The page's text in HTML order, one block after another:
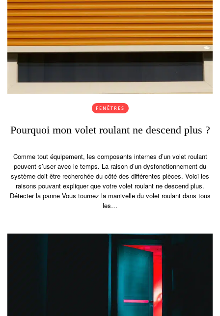
FENÊTRES
Pourquoi mon volet roulant ne descend plus ?
Comme tout équipement, les composants internes d’un volet roulant
peuvent s’user avec le temps. La raison d’un dysfonctionnement du
système doit être recherchée du côté des différentes pièces. Voici les
raisons pouvant expliquer que votre volet roulant ne descend plus.
Détecter la panne Vous tournez la manivelle du volet roulant dans tous
les…